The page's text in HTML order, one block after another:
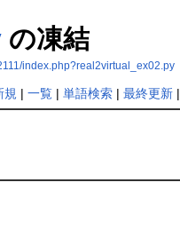
の凍結
index.php?real2virtual_ex02.py
規 | 一覧| 単語検索| 最終更新|